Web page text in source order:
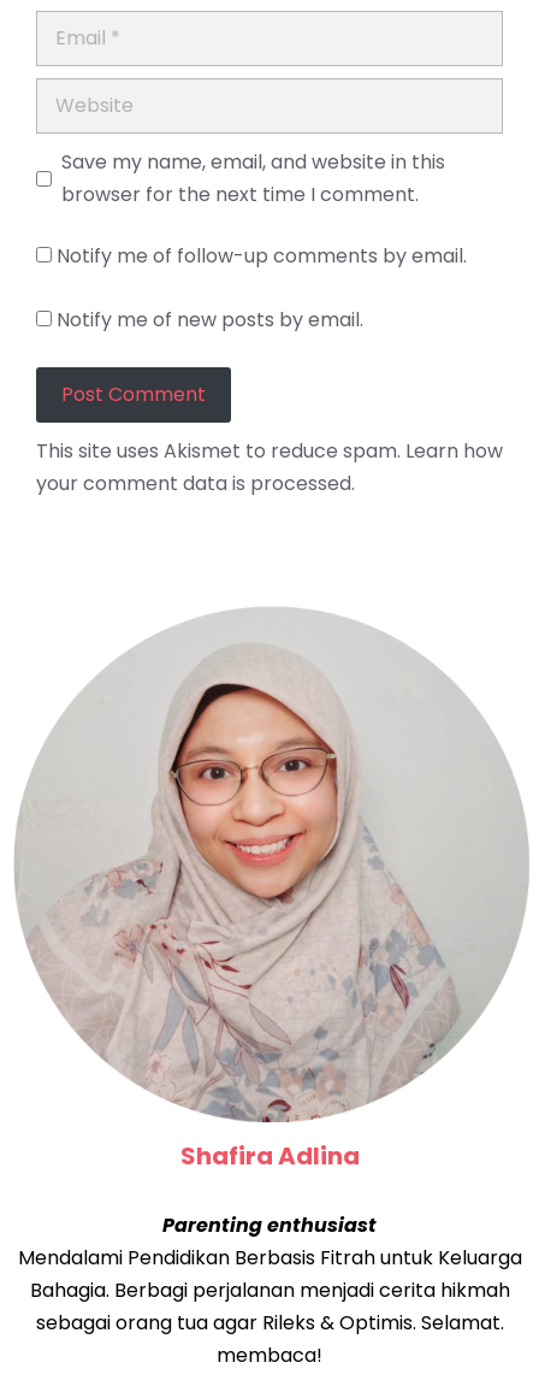
Email
Website
Save my name, email, and website in this
browser for the next time I comment.
Notify me of follow-up comments by email.
Notify me of new posts by email.
This site uses Akismet to reduce spam. Learn how
your comment data is processed.
Shafira Adlina
Parenting enthusiast
Mendalami Pendidikan Berbasis Fitrah untuk Keluarga
Bahagia. Berbagi perjalanan menjadi cerita hikmah
sebagai orang tua agar Rileks & Optimis. Selamat.
membaca!